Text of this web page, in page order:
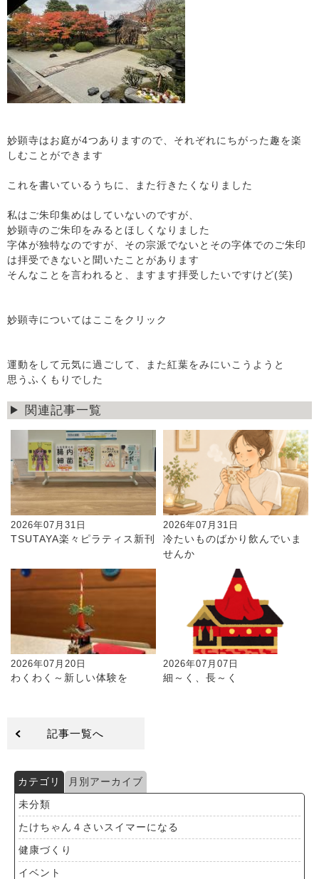
妙顕寺はお庭が4つありますので、それぞれにちがった趣を楽
しむことができます
これを書いているうちに、また行きたくなりました
私はご朱印集めはしていないのですが、
妙顕寺のご朱印をみるとほしくなりました
字体が独特なのですが、その宗派でないとその字体でのご朱印
は拝受できないと聞いたことがあります
そんなことを言われると、ますます拝受したいですけど(笑)
妙顕寺についてはここをクリック
運動をして元気に過ごして、また紅葉をみにいこうようと
思うふくもりでした
関連記事一覧
2026年07月31日
TSUTAYA楽々ピラティス新刊
2026年07月31日
冷たいものばかり飲んでいま
せんか
2026年07月20日
わくわく～新しい体験を
2026年07月07日
細～く、長～く
記事一覧へ
カテゴリ
月別アーカイブ
未分類
たけちゃん４さいスイマーになる
健康づくり
イベント